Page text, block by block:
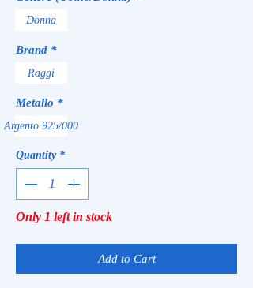
Donna
Brand *
Raggi
Metallo *
Argento 925/000
Quantity *
Only 1 left in stock
Add to Cart